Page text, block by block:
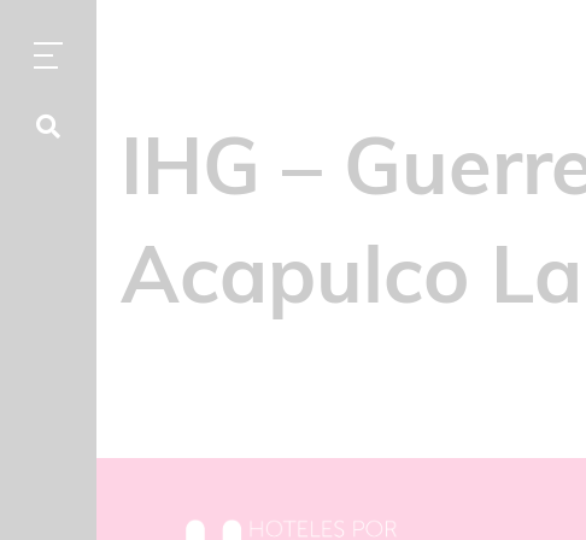
IHG –
Acapulco